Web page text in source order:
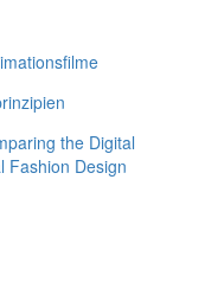
the Digital
Fashion Design